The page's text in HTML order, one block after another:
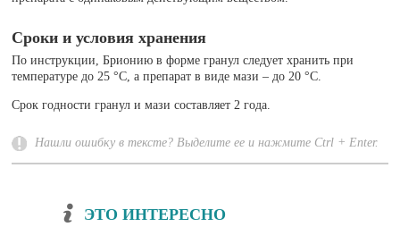
Сроки и условия хранения
По инструкции, Брионию в форме гранул следует хранить при
температуре до 25 °C, а препарат в виде мази – до 20 °C.
Срок годности гранул и мази составляет 2 года.
Нашли ошибку в тексте? Выделите ее и нажмите Ctrl + Enter.
ЭТО ИНТЕРЕСНО